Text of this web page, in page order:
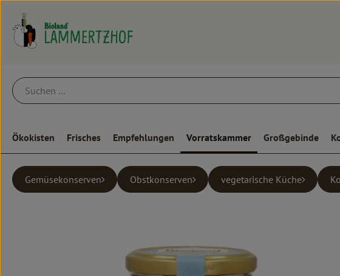
Ökokisten Frisches Empfehlungen Vorratskammer Großgebinde
Gemüsekonserven Obstkonserven vegetarische Küche